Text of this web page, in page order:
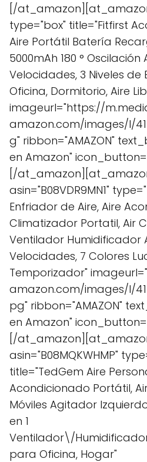
[/at_amazon][at_amazon
type="box" title="Fitfirst
Aire Portátil Batería
5000mAh 180 °
Velocidades, 3 Niveles
Oficina, Dormitorio, Aire
imageurl="https://
amazon.com/images/I/
g" ribbon="AMAZON"
en Amazon"
[/
asin="B08VDR9MN1"
Enfriador de Aire, Aire
Climatizador Portatil, Air
Ventilador Humidificador
Velocidades, 7 Colores
Temporizador"
amazon.com/images/I/
pg" ribbon="AMAZON"
en Amazon"
[/
asin="B08MQKWHMP"
title="TedGem Aire
Acondicionado Portátil,
Móviles Agitador
en 1
Ventilador\/
para Oficina, Hogar"